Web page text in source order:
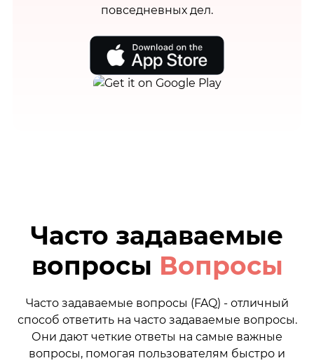
повседневных дел.
Часто задаваемые
вопросы Вопросы
Часто задаваемые вопросы (FAQ) - отличный
способ ответить на часто задаваемые вопросы.
Они дают четкие ответы на самые важные
вопросы, помогая пользователям быстро и